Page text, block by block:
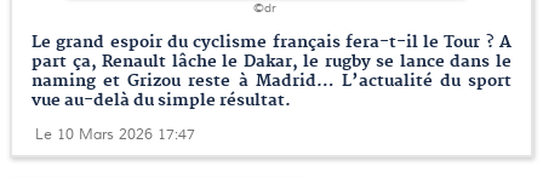
©dr
Le grand espoir du cyclisme français fera-t-il le Tour ? A
part ça, Renault lâche le Dakar, le rugby se lance dans le
naming et Grizou reste à Madrid… L’actualité du sport
vue au-delà du simple résultat.
Le 10 Mars 2026 17:47